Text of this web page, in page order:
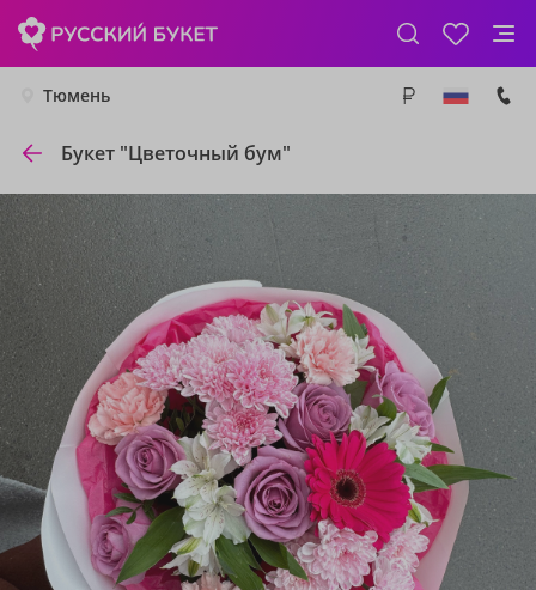
Тюмень
Букет "Цветочный бум"